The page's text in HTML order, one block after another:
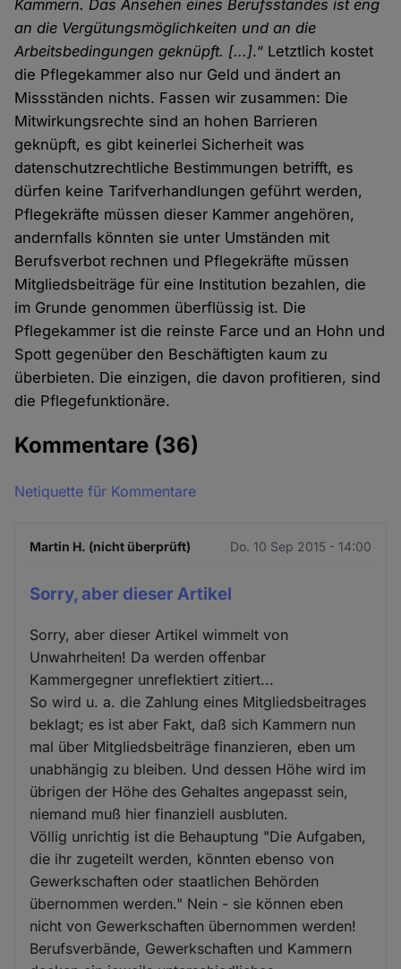
Kammern. Das Ansehen eines Berufsstandes ist eng
an die Vergütungsmöglichkeiten und an die
Arbeitsbedingungen geknüpft. [...].“ Letztlich kostet
die Pflegekammer also nur Geld und ändert an
Missständen nichts. Fassen wir zusammen: Die
Mitwirkungsrechte sind an hohen Barrieren
geknüpft, es gibt keinerlei Sicherheit was
datenschutzrechtliche Bestimmungen betrifft, es
dürfen keine Tarifverhandlungen geführt werden,
Pflegekräfte müssen dieser Kammer angehören,
andernfalls könnten sie unter Umständen mit
Berufsverbot rechnen und Pflegekräfte müssen
Mitgliedsbeiträge für eine Institution bezahlen, die
im Grunde genommen überflüssig ist. Die
Pflegekammer ist die reinste Farce und an Hohn und
Spott gegenüber den Beschäftigten kaum zu
überbieten. Die einzigen, die davon profitieren, sind
die Pflegefunktionäre.
Kommentare (36)
Netiquette für Kommentare
Martin H. (nicht überprüft) Do. 10 Sep 2015 - 14:00
Sorry, aber dieser Artikel
Sorry, aber dieser Artikel wimmelt von
Unwahrheiten! Da werden offenbar
Kammergegner unreflektiert zitiert...
So wird u. a. die Zahlung eines Mitgliedsbeitrages
beklagt; es ist aber Fakt, daß sich Kammern nun
mal über Mitgliedsbeiträge finanzieren, eben um
unabhängig zu bleiben. Und dessen Höhe wird im
übrigen der Höhe des Gehaltes angepasst sein,
niemand muß hier finanziell ausbluten.
Völlig unrichtig ist die Behauptung "Die Aufgaben,
die ihr zugeteilt werden, könnten ebenso von
Gewerkschaften oder staatlichen Behörden
übernommen werden." Nein - sie können eben
nicht von Gewerkschaften übernommen werden!
Berufsverbände, Gewerkschaften und Kammern